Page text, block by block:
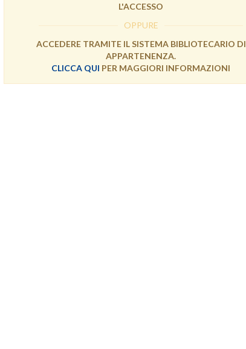
L'ACCESSO
OPPURE
ACCEDERE TRAMITE IL SISTEMA BIBLIOTECARIO DI
APPARTENENZA.
CLICCA QUI PER MAGGIORI INFORMAZIONI